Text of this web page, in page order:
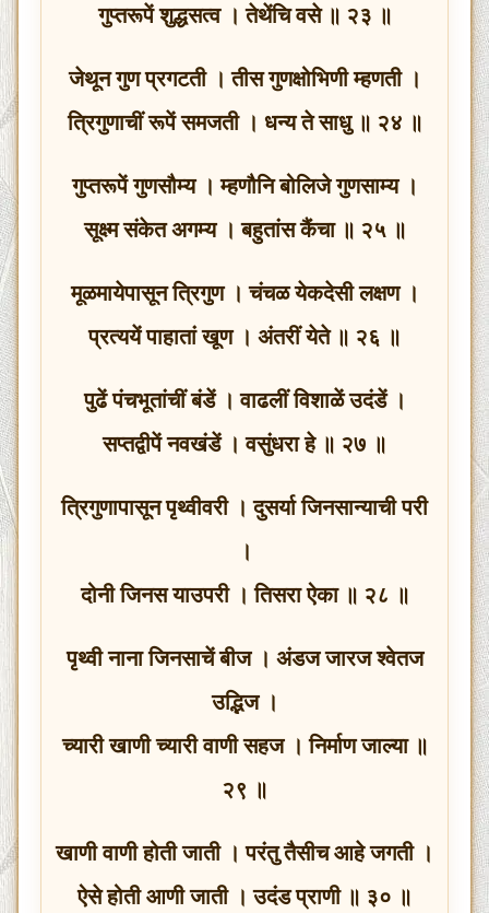
गुप्तरूपें शुद्धसत्व । तेथेंचि वसे ॥ २३ ॥
जेथून गुण प्रगटती । तीस गुणक्षोभिणी म्हणती ।
त्रिगुणाचीं रूपें समजती । धन्य ते साधु ॥ २४ ॥
गुप्तरूपें गुणसौम्य । म्हणौनि बोलिजे गुणसाम्य ।
सूक्ष्म संकेत अगम्य । बहुतांस कैंचा ॥ २५ ॥
मूळमायेपासून त्रिगुण । चंचळ येकदेसी लक्षण ।
प्रत्ययें पाहातां खूण । अंतरीं येते ॥ २६ ॥
पुढें पंचभूतांचीं बंडें । वाढलीं विशाळें उदंडें ।
सप्तद्वीपें नवखंडें । वसुंधरा हे ॥ २७ ॥
त्रिगुणापासून पृथ्वीवरी । दुसर्या जिनसान्याची परी
।
दोनी जिनस याउपरी । तिसरा ऐका ॥ २८ ॥
पृथ्वी नाना जिनसाचें बीज । अंडज जारज श्वेतज
उद्भिज ।
च्यारी खाणी च्यारी वाणी सहज । निर्माण जाल्या ॥
२९ ॥
खाणी वाणी होती जाती । परंतु तैसीच आहे जगती ।
ऐसे होती आणी जाती । उदंड प्राणी ॥ ३० ॥